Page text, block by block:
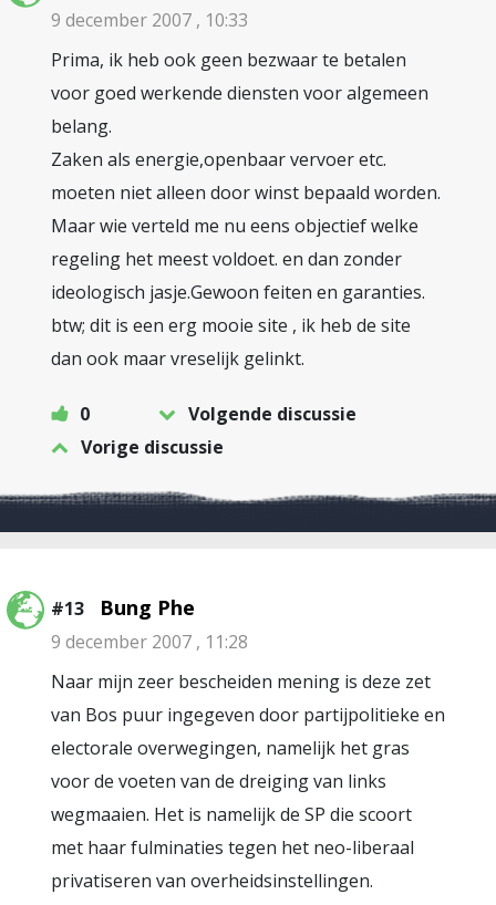
9 december 2007 , 10:33
Prima, ik heb ook geen bezwaar te betalen
voor goed werkende diensten voor algemeen
belang.
Zaken als energie,openbaar vervoer etc.
moeten niet alleen door winst bepaald worden.
Maar wie verteld me nu eens objectief welke
regeling het meest voldoet. en dan zonder
ideologisch jasje.Gewoon feiten en garanties.
btw; dit is een erg mooie site , ik heb de site
dan ook maar vreselijk gelinkt.
0
Volgende discussie
Vorige discussie
#13 Bung Phe
9 december 2007 , 11:28
Naar mijn zeer bescheiden mening is deze zet
van Bos puur ingegeven door partijpolitieke en
electorale overwegingen, namelijk het gras
voor de voeten van de dreiging van links
wegmaaien. Het is namelijk de SP die scoort
met haar fulminaties tegen het neo-liberaal
privatiseren van overheidsinstellingen.